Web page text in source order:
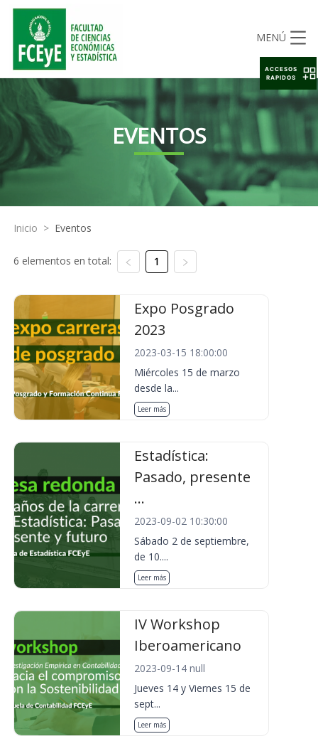
MENÚ
EVENTOS
Inicio > Eventos
6 elementos en total: 1
Expo Posgrado
2023
2023-03-15 18:00:00
Miércoles 15 de marzo
desde la...
Leer más
Estadística:
Pasado, presente
...
2023-09-02 10:30:00
Sábado 2 de septiembre,
de 10....
Leer más
IV Workshop
Iberoamericano
2023-09-14 null
Jueves 14 y Viernes 15 de
sept...
Leer más
ACCESOS
RAPIDOS